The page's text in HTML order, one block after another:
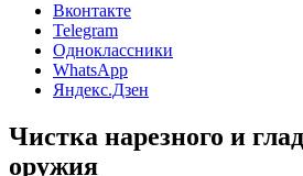
Вконтакте
Telegram
Одноклассники
WhatsApp
Яндекс.Дзен
Чистка нарезного и
оружия